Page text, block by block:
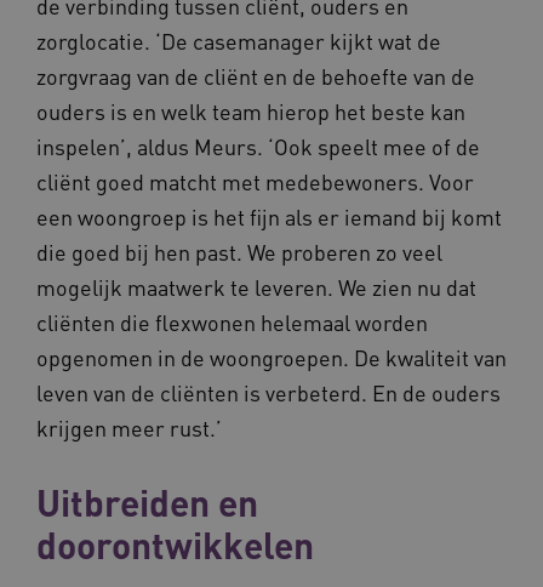
de verbinding tussen cliënt, ouders en
zorglocatie. ‘De casemanager kijkt wat de
zorgvraag van de cliënt en de behoefte van de
ouders is en welk team hierop het beste kan
inspelen’, aldus Meurs. ‘Ook speelt mee of de
cliënt goed matcht met medebewoners. Voor
een woongroep is het fijn als er iemand bij komt
die goed bij hen past. We proberen zo veel
mogelijk maatwerk te leveren. We zien nu dat
cliënten die flexwonen helemaal worden
opgenomen in de woongroepen. De kwaliteit van
leven van de cliënten is verbeterd. En de ouders
krijgen meer rust.’
Uitbreiden en
doorontwikkelen
__cf_bm
Cloudflare Inc.
VISITOR_PRIVACY_METADATA
YouTube
Google Privacy Policy